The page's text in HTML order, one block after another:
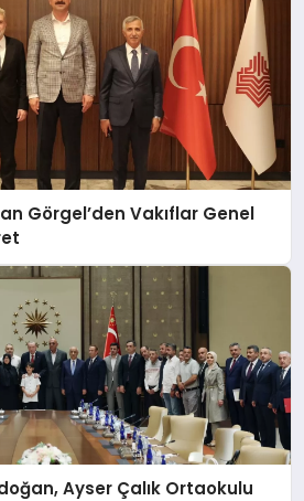
Görgel’den Vakıflar Genel
Ayser Çalık Ortaokulu